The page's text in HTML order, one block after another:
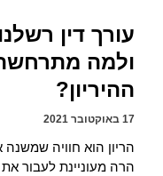
עורך דין
ולמה
ההיריון?
17 באוקטובר 2021
הריון הוא חוויה
הרה מעוניינת לעבור